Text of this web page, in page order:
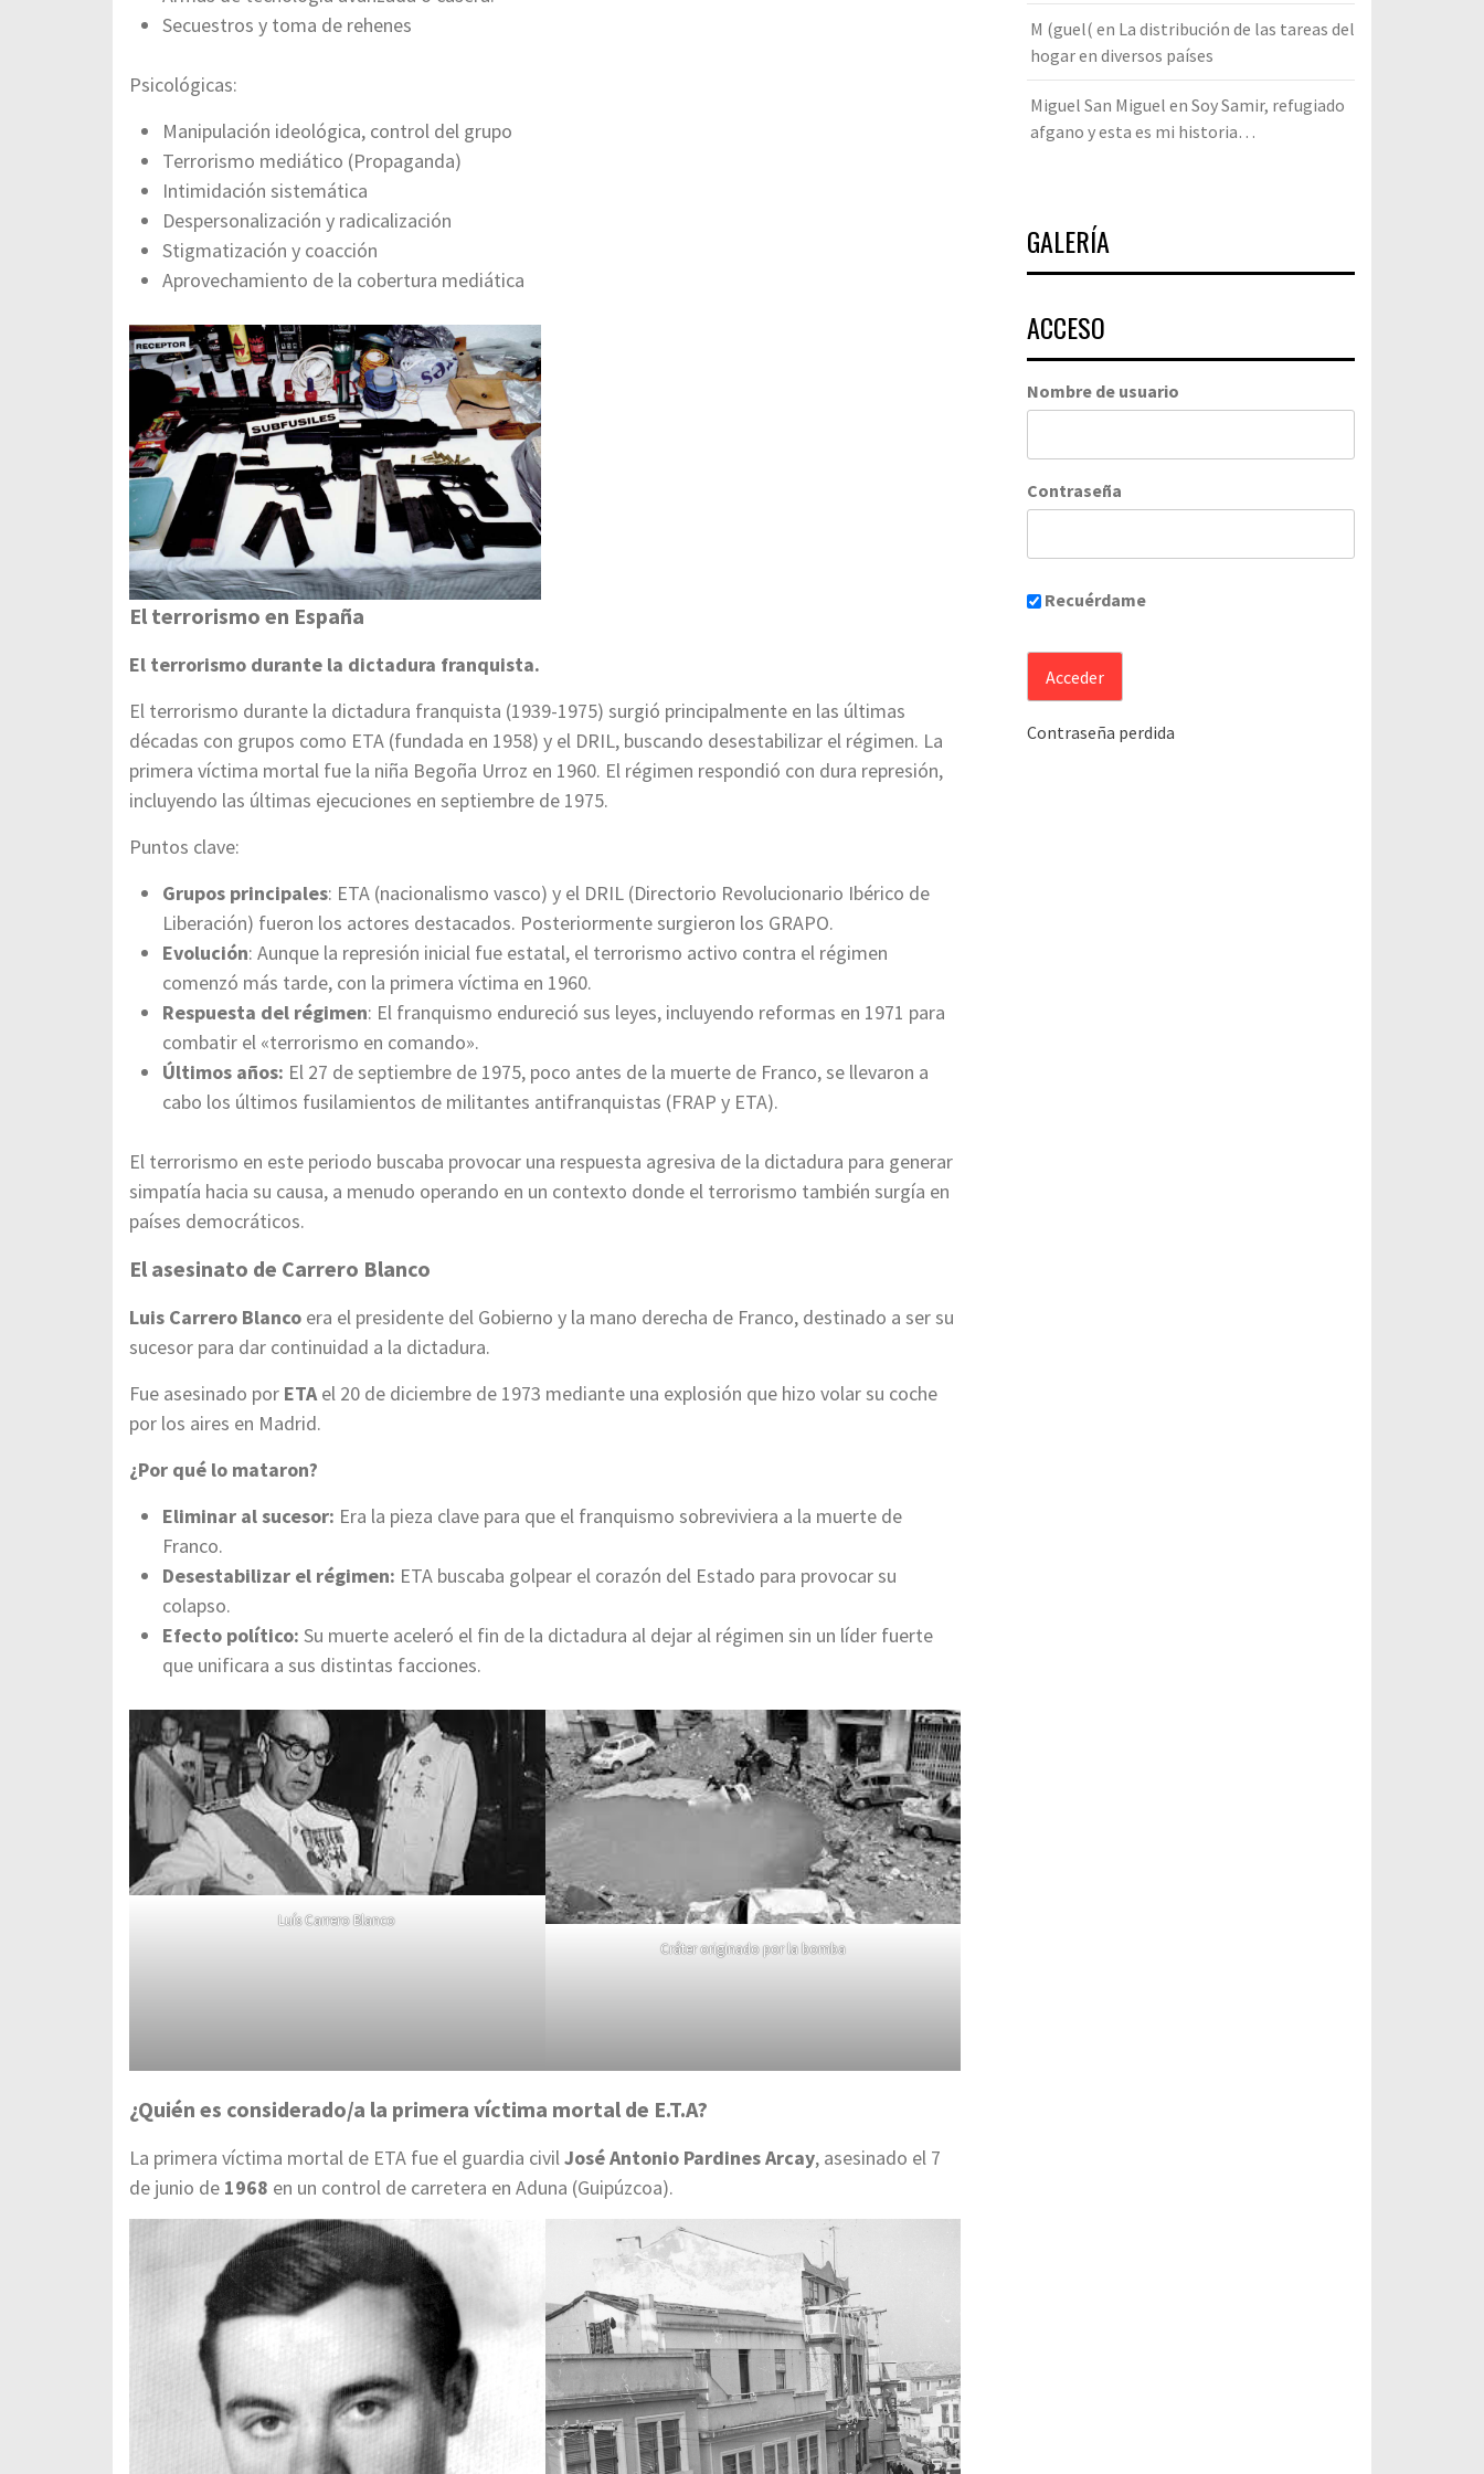
Secuestros y toma de rehenes
Psicológicas:
Manipulación ideológica, control del grupo
Terrorismo mediático (Propaganda)
Intimidación sistemática
Despersonalización y radicalización
Stigmatización y coacción
Aprovechamiento de la cobertura mediática
El terrorismo en España
El terrorismo durante la dictadura franquista.
El terrorismo durante la dictadura franquista (1939-1975) surgió principalmente en las últimas
décadas con grupos como ETA (fundada en 1958) y el DRIL, buscando desestabilizar el régimen. La
primera víctima mortal fue la niña Begoña Urroz en 1960. El régimen respondió con dura represión,
incluyendo las últimas ejecuciones en septiembre de 1975.
Puntos clave:
Grupos principales: ETA (nacionalismo vasco) y el DRIL (Directorio Revolucionario Ibérico de
Liberación) fueron los actores destacados. Posteriormente surgieron los GRAPO.
Evolución: Aunque la represión inicial fue estatal, el terrorismo activo contra el régimen
comenzó más tarde, con la primera víctima en 1960.
Respuesta del régimen: El franquismo endureció sus leyes, incluyendo reformas en 1971 para
combatir el «terrorismo en comando».
Últimos años: El 27 de septiembre de 1975, poco antes de la muerte de Franco, se llevaron a
cabo los últimos fusilamientos de militantes antifranquistas (FRAP y ETA).
El terrorismo en este periodo buscaba provocar una respuesta agresiva de la dictadura para generar
simpatía hacia su causa, a menudo operando en un contexto donde el terrorismo también surgía en
países democráticos.
El asesinato de Carrero Blanco
Luis Carrero Blanco era el presidente del Gobierno y la mano derecha de Franco, destinado a ser su
sucesor para dar continuidad a la dictadura.
Fue asesinado por ETAel 20 de diciembre de 1973 mediante una explosión que hizo volar su coche
por los aires en Madrid.
¿Por qué lo mataron?
Eliminar al sucesor: Era la pieza clave para que el franquismo sobreviviera a la muerte de
Franco.
Desestabilizar el régimen: ETA buscaba golpear el corazón del Estado para provocar su
colapso.
Efecto político: Su muerte aceleró el fin de la dictadura al dejar al régimen sin un líder fuerte
que unificara a sus distintas facciones.
Luís Carrero Blanco
Cráter originado por la bomba
¿Quién es considerado/a la primera víctima mortal de E.T.A?
La primera víctima mortal de ETA fue el guardia civilJosé Antonio Pardines Arcay, asesinado el 7
de junio de 1968 en un control de carretera en Aduna (Guipúzcoa).
M (guel( en La distribución de las tareas del
hogar en diversos países
Miguel San Miguel en Soy Samir, refugiado
afgano y esta es mi historia…
GALERÍA
ACCESO
Nombre de usuario
Contraseña
Recuérdame
Contraseña perdida